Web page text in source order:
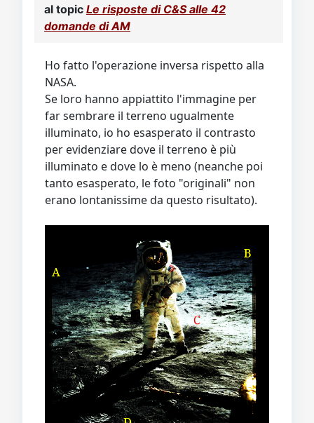
al topic Le risposte di C&S alle 42
domande di AM
Ho fatto l'operazione inversa rispetto alla
NASA.
Se loro hanno appiattito l'immagine per
far sembrare il terreno ugualmente
illuminato, io ho esasperato il contrasto
per evidenziare dove il terreno è più
illuminato e dove lo è meno (neanche poi
tanto esasperato, le foto "originali" non
erano lontanissime da questo risultato).